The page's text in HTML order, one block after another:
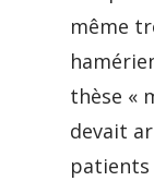
même
thèse «
devait
patients